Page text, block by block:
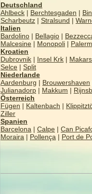
Deutschland
Ahlbeck | Berchtesgaden |
Scharbeutz | Stralsund |
Italien
Bardolino | Bellagio |
Malcesine | Monopoli |
Kroatien
Dubrovnik | Insel Krk |
Selce | Split
Niederlande
Aardenburg | Brouwershaven
Julianadorp | Makkum |
​Österreich
Fügen | Kaltenbach |
Ziller
​Spanien
Barcelona | Calpe | Can
Moraira | Pollença | Port de